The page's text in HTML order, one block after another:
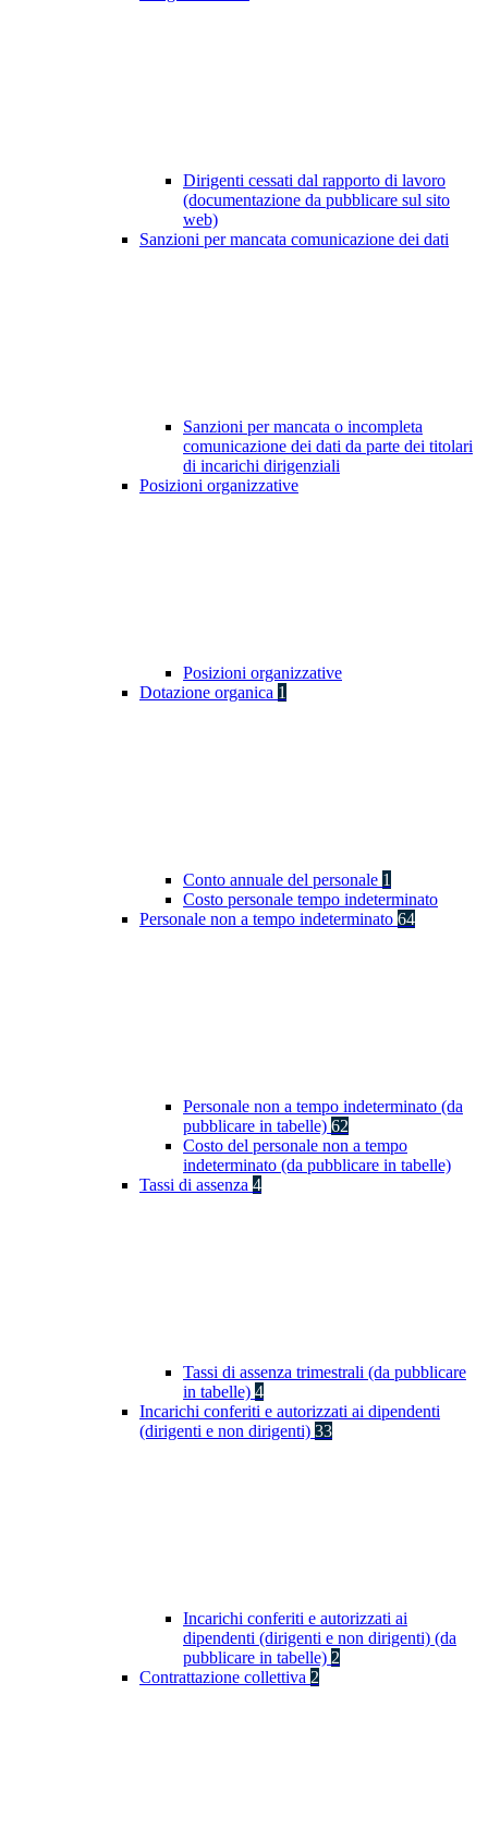
Dirigenti cessati dal rapporto di lavoro
(documentazione da pubblicare sul sito
web)
Sanzioni per mancata comunicazione dei dati
Sanzioni per mancata o incompleta
comunicazione dei dati da parte dei titolari
di incarichi dirigenziali
Posizioni organizzative
Posizioni organizzative
Dotazione organica 1
Conto annuale del personale 1
Costo personale tempo indeterminato
Personale non a tempo indeterminato 64
Personale non a tempo indeterminato (da
pubblicare in tabelle) 62
Costo del personale non a tempo
indeterminato (da pubblicare in tabelle)
Tassi di assenza 4
Tassi di assenza trimestrali (da pubblicare
in tabelle) 4
Incarichi conferiti e autorizzati ai dipendenti
(dirigenti e non dirigenti) 33
Incarichi conferiti e autorizzati ai
dipendenti (dirigenti e non dirigenti) (da
pubblicare in tabelle) 2
Contrattazione collettiva 2